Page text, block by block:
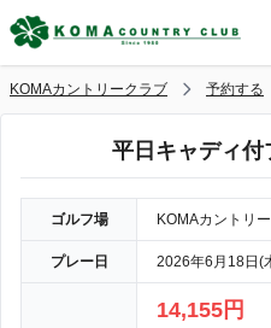
KOMAカントリークラブ 予約する
平日キャディ付
ゴルフ場 KOMAカントリ
プレー日 2026年6月18日(
14,155円